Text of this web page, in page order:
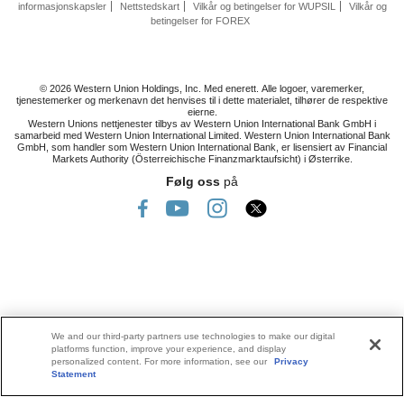
informasjonskapsler
Nettstedskart Vilkår og betingelser for WUPSIL
Vilkår og
betingelser for FOREX
© 2026 Western Union Holdings, Inc. Med enerett. Alle logoer, varemerker,
tjenestemerker og merkenavn det henvises til i dette materialet, tilhører de respektive
eierne.
Western Unions nettjenester tilbys av Western Union International Bank GmbH i
samarbeid med Western Union International Limited. Western Union International Bank
GmbH, som handler som Western Union International Bank, er lisensiert av Financial
Markets Authority (Österreichische Finanzmarktaufsicht) i Østerrike.
Følg oss på
We and our third-party partners use technologies to make our digital
platforms function, improve your experience, and display
personalized content. For more information, see our
Privacy
Statement